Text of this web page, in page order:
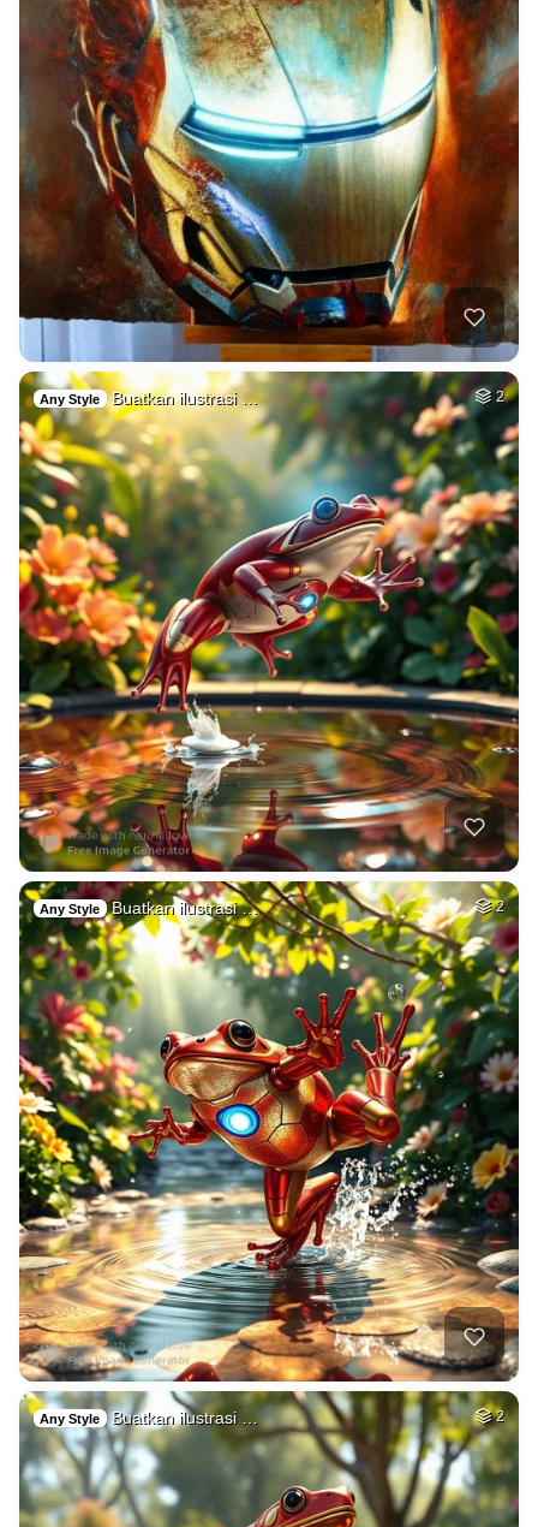
Any Style Buatkan ilustrasi … 2
Any Style Buatkan ilustrasi … 2
Any Style Buatkan ilustrasi … 2